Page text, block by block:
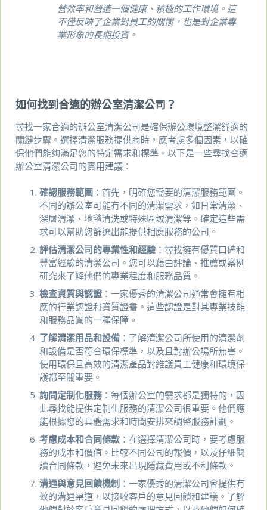
營效率和營造一個健康、積極的工作環境。這
不僅反映了企業對員工的關懷，也是對企業專
業形象的長期投資。
如何找到合適的辦公室清潔公司？
尋找一家合適的辦公室清潔公司是確保辦公環境整潔舒適的
關鍵步驟。選擇清潔服務提供商時，應考慮多個因素，以確
保他們能夠滿足您的特定需求和標準。以下是一些尋找合適
辦公室清潔公司的實用建議：
確認服務範圍 ：首先，明確您需要的清潔服務範圍。
不同的辦公室可能有不同的清潔需求，如日常清潔、
深層清潔、地毯清洗或特殊區域清潔等。確定這些需
求可以幫助您篩選出能提供相應服務的公司。
評估清潔公司的專業性和經驗 ：尋找擁有優質口碑和
豐富經驗的清潔公司。您可以藉由評論、推薦或案例
研究來了解他們的專業程度和服務品質。
檢查資質與認證：一家優秀的清潔公司通常會擁有相
應的行業認證和資質證書。這些認證是對其專業技能
和服務品質的一種保障。
了解清潔用品和設備 ：了解清潔公司所使用的清潔劑
和設備是否符合環保標準，以及且對辦公場所無害。
使用環保且高效的清潔產品對維護員工健康和環境保
護都至關重要。
詢問定制化服務：每個辦公室的需求都是獨特的，因
此尋找能提供定制化服務的清潔公司很重要。他們應
能根據您的具體需求和時間安排來調整服務計劃。
考慮成本和合同條款 ：在選擇清潔公司時，要考慮服
務的成本和價值。比較不同公司的報價，以及仔細閱
讀合同條款，避免未來出現隱藏費用或不利條款。
溝通與意見回饋機制 ：一家優秀的清潔公司會提供有
效的溝通渠道，以接收客戶的意見回饋和建議。了解